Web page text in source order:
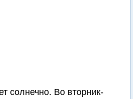
солнечно. Во вторник-